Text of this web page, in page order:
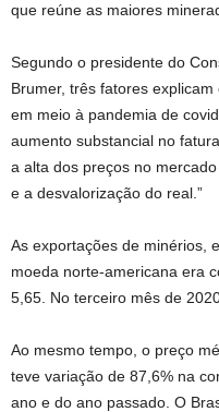
que reúne as maiores
Segundo o presidente do
Brumer, três fatores
em meio à pandemia de
aumento substancial no
a alta dos preços no
e a desvalorização do real.”
As exportações de minérios,
moeda norte-americana era
5,65. No terceiro mês de
Ao mesmo tempo, o preço
teve variação de 87,6% na
ano e do ano passado. O